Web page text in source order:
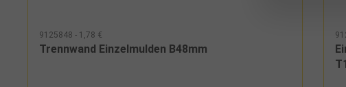
9125848 - 1,78 €
Trennwand Einzelmulden B48mm